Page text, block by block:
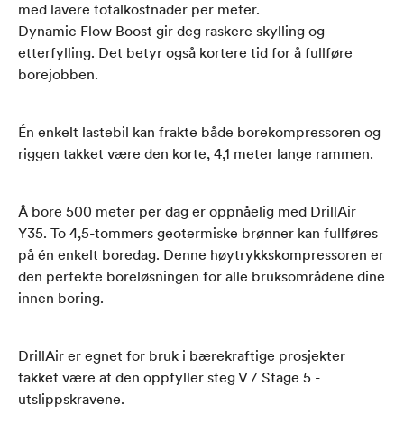
med lavere totalkostnader per meter.
Dynamic Flow Boost gir deg raskere skylling og
etterfylling. Det betyr også kortere tid for å fullføre
borejobben.
Én enkelt lastebil kan frakte både borekompressoren og
riggen takket være den korte, 4,1 meter lange rammen.
Å bore 500 meter per dag er oppnåelig med DrillAir
Y35. To 4,5-tommers geotermiske brønner kan fullføres
på én enkelt boredag. Denne høytrykkskompressoren er
den perfekte boreløsningen for alle bruksområdene dine
innen boring.
DrillAir er egnet for bruk i bærekraftige prosjekter
takket være at den oppfyller steg V / Stage 5 -
utslippskravene.